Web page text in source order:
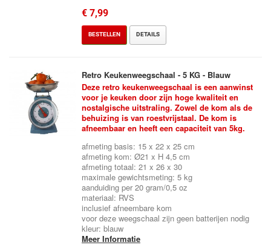
€ 7,99
BESTELLEN DETAILS
Retro Keukenweegschaal - 5 KG - Blauw
Deze retro keukenweegschaal is een aanwinst
voor je keuken door zijn hoge kwaliteit en
nostalgische uitstraling. Zowel de kom als de
behuizing is van roestvrijstaal. De kom is
afneembaar en heeft een capaciteit van 5kg.
afmeting basis: 15 x 22 x 25 cm
afmeting kom: Ø21 x H 4,5 cm
afmeting totaal: 21 x 26 x 30
maximale gewichtsmeting: 5 kg
aanduiding per 20 gram/0,5 oz
materiaal: RVS
inclusief afneembare kom
voor deze weegschaal zijn geen batterijen nodig
kleur: blauw
Meer Informatie